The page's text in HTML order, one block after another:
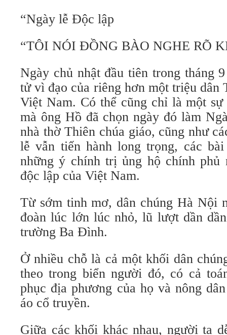
“Ngày lễ Độc lập
“TÔI NÓI ĐỒNG BÀO NGHE RÕ
Ngày chủ nhật đầu tiên trong tháng
tử vì đạo của riêng hơn một triệu dân
Việt Nam. Có thể cũng chỉ là một
mà ông Hồ đã chọn ngày đó làm
nhà thờ Thiên chúa giáo, cũng như
lễ vẫn tiến hành long trọng, các
những ý chính trị ủng hộ chính phủ
độc lập của Việt Nam.
Từ sớm tinh mơ, dân chúng Hà Nội
đoàn lúc lớn lúc nhỏ, lũ lượt dần
trường Ba Đình.
Ở nhiều chỗ là cả một khối dân
theo trong biển người đó, có cả
phục địa phương của họ và nông
áo cổ truyền.
Giữa các khối khác nhau, người ta